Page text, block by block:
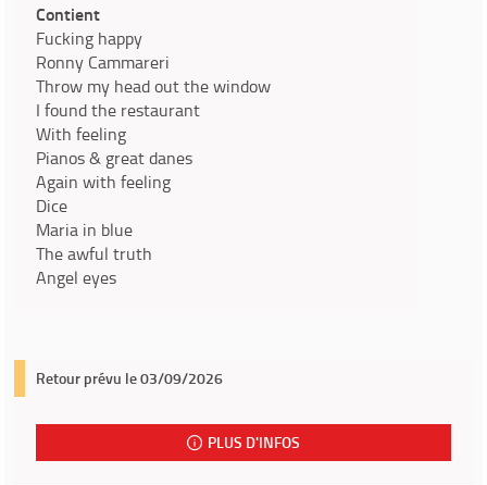
Contient
Fucking happy
Ronny Cammareri
Throw my head out the window
I found the restaurant
With feeling
Pianos & great danes
Again with feeling
Dice
Maria in blue
The awful truth
Angel eyes
Retour prévu le 03/09/2026
PLUS D'INFOS